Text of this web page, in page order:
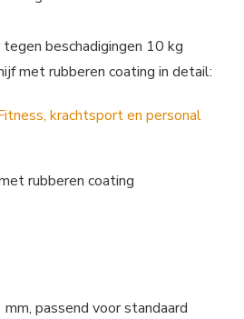
beschadigingen 10 kg
met rubberen coating in detail:
rubberen coating
passend voor standaard